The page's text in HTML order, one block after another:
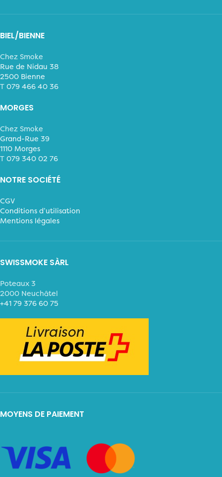
BIEL/BIENNE
Chez Smoke
Rue de Nidau 38
2500 Bienne
T 079 466 40 36
MORGES
Chez Smoke
Grand-Rue 39
1110 Morges
T 079 340 02 76
NOTRE SOCIÉTÉ
CGV
Conditions d’utilisation
Mentions légales
SWISSMOKE SÀRL
Poteaux 3
2000 Neuchâtel
+41 79 376 60 75
MOYENS DE PAIEMENT